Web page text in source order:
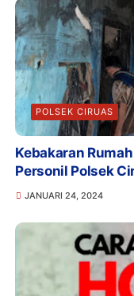
POLSEK CIRUAS
Kebakaran
Personil Polsek
JANUARI 24, 2024